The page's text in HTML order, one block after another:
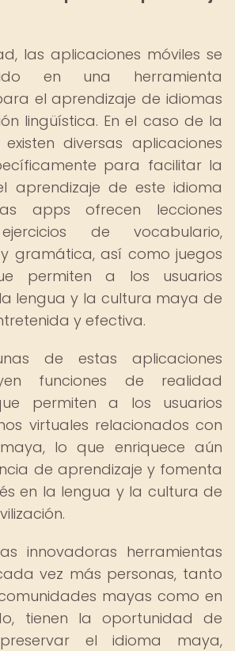
las aplicaciones móviles se
en una herramienta
el aprendizaje de idiomas
lingüística. En el caso de la
diversas aplicaciones
para facilitar la
aprendizaje de este idioma
apps ofrecen lecciones
de vocabulario,
gramática, así como juegos
permiten a los usuarios
lengua y la cultura maya de
y efectiva.
de estas aplicaciones
funciones de realidad
permiten a los usuarios
virtuales relacionados con
lo que enriquece aún
de aprendizaje y fomenta
en la lengua y la cultura de
innovadoras herramientas
vez más personas, tanto
mayas como en
tienen la oportunidad de
el idioma maya,